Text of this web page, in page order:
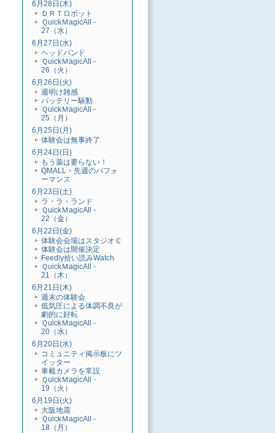
6月28日(木)
ＤＲＴロボット
ＱuickＭagicAll -
27（水）
6月27日(水)
ヘッドバンド
ＱuickＭagicAll -
26（火）
6月26日(火)
週明け雑感
バッテリー駆動
ＱuickＭagicAll -
25（月）
6月25日(月)
体験会は無事終了
6月24日(日)
もう薬は要らない！
QMALL・先週のパフォ
ーマンス
6月23日(土)
ラ・ラ・ランド
ＱuickＭagicAll -
22（金）
6月22日(金)
体験会会場はスタジオＣ
体験会は開催決定
Feedly拾い読みWatch
ＱuickＭagicAll -
21（木）
6月21日(木)
週末の体験会
低気圧による体調不良が
劇的に好転
ＱuickＭagicAll -
20（水）
6月20日(水)
コミュニティ掲示板にツ
イッター
車載カメラを常設
ＱuickＭagicAll -
19（火）
6月19日(火)
大阪地震
ＱuickＭagicAll -
18（月）